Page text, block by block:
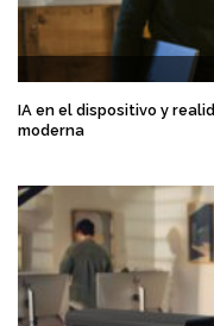
IA en el dispositivo y
moderna